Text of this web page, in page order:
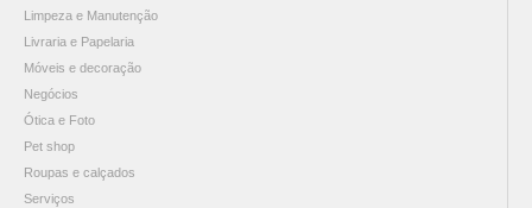
Limpeza e Manutenção
Livraria e Papelaria
Móveis e decoração
Negócios
Ótica e Foto
Pet shop
Roupas e calçados
Serviços